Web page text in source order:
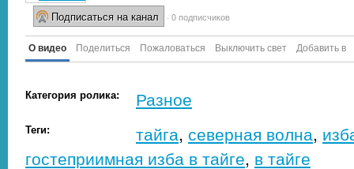
Подписаться на канал · 0 подписчиков
О видео Поделиться Пожаловаться Выключить свет Добавить в
Категория ролика: Разное
Теги: тайга, северная волна,
гостеприимная изба в тайге, в тайге